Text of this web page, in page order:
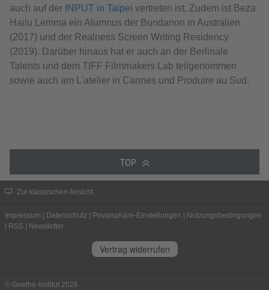
auch auf der INPUT in Taipei vertreten ist. Zudem ist Beza
Hailu Lemma ein Alumnus der Bundanon in Australien
(2017) und der Realness Screen Writing Residency
(2019). Darüber hinaus hat er auch an der Berlinale
Talents und dem TIFF Filmmakers Lab teilgenommen
sowie auch am L'atelier in Cannes und Produire au Sud.
TOP
Zur klassischen Ansicht
Impressum Datenschutz Privatsphäre-Einstellungen
Nutzungsbedingungen
RSS Newsletter
Vertrag widerrufen
© Goethe-Institut 2026